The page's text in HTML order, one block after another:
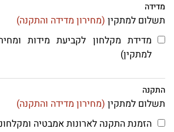
מדידה
תשלום למתקין (מחירון מדידה והתקנה)
מדידת מקלחון לקביעת מידות
למתקין)
התקנה
תשלום למתקין (מחירון מדידה והתקנה)
הזמנת התקנה לארונות אמבטיה